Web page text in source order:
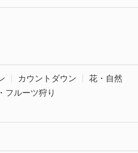
カウントダウン
花・自然
フルーツ狩り